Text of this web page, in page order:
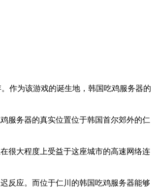
作为该游戏的诞生地，韩国吃鸡服务器的
服务器的真实位置位于韩国首尔郊外的仁
很大程度上受益于这座城市的高速网络连
反应。而位于仁川的韩国吃鸡服务器能够